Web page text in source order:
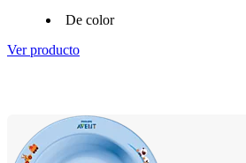
De color
Ver producto